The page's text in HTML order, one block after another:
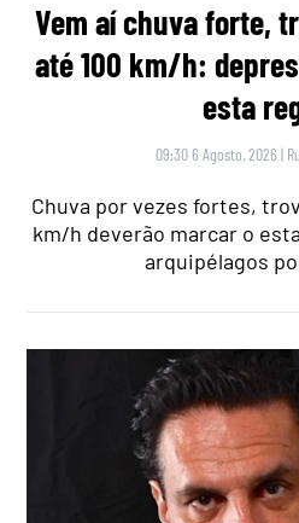
Vem aí chuva forte,
até 100 km/h:
esta
09:30 6 Agosto, 2026 |
Chuva por vezes fortes,
km/h deverão marcar o
arquipélagos